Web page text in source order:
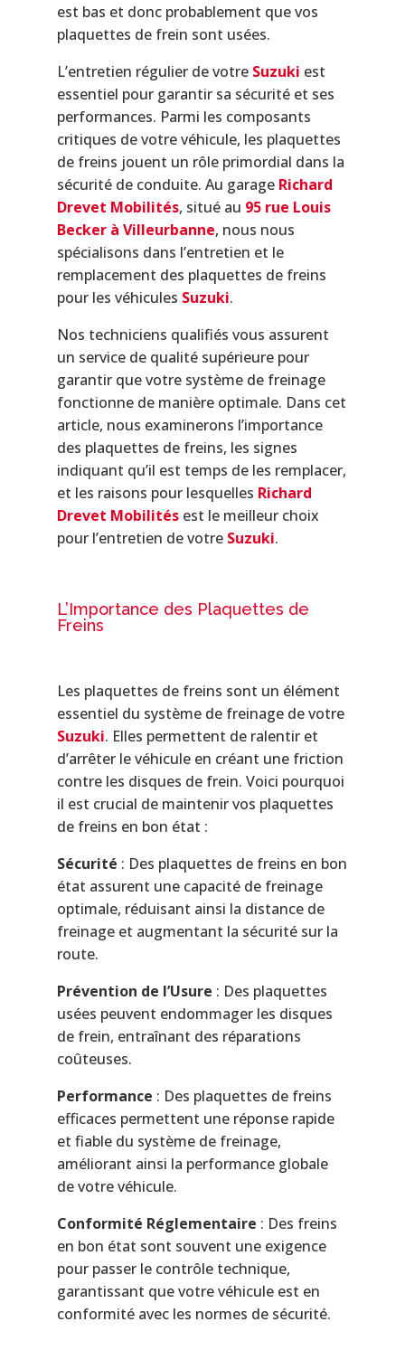
est bas et donc probablement que vos
plaquettes de frein sont usées.
L’entretien régulier de votre Suzuki est
essentiel pour garantir sa sécurité et ses
performances. Parmi les composants
critiques de votre véhicule, les plaquettes
de freins jouent un rôle primordial dans la
sécurité de conduite. Au garage Richard
Drevet Mobilités, situé au 95 rue Louis
Becker à Villeurbanne, nous nous
spécialisons dans l’entretien et le
remplacement des plaquettes de freins
pour les véhicules Suzuki.
Nos techniciens qualifiés vous assurent
un service de qualité supérieure pour
garantir que votre système de freinage
fonctionne de manière optimale. Dans cet
article, nous examinerons l’importance
des plaquettes de freins, les signes
indiquant qu’il est temps de les remplacer,
et les raisons pour lesquelles Richard
Drevet Mobilitésest le meilleur choix
pour l’entretien de votre Suzuki.
L’Importance des Plaquettes de
Freins
Les plaquettes de freins sont un élément
essentiel du système de freinage de votre
Suzuki. Elles permettent de ralentir et
d’arrêter le véhicule en créant une friction
contre les disques de frein. Voici pourquoi
il est crucial de maintenir vos plaquettes
de freins en bon état :
Sécurité : Des plaquettes de freins en bon
état assurent une capacité de freinage
optimale, réduisant ainsi la distance de
freinage et augmentant la sécurité sur la
route.
Prévention de l’Usure : Des plaquettes
usées peuvent endommager les disques
de frein, entraînant des réparations
coûteuses.
Performance : Des plaquettes de freins
efficaces permettent une réponse rapide
et fiable du système de freinage,
améliorant ainsi la performance globale
de votre véhicule.
Conformité Réglementaire : Des freins
en bon état sont souvent une exigence
pour passer le contrôle technique,
garantissant que votre véhicule est en
conformité avec les normes de sécurité.